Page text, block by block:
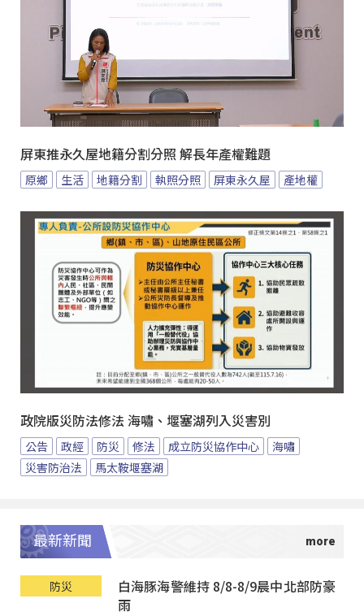
屏東推永久屋地籍分割分照 解長年產權難題
原鄉 生活 地籍分割 執照分照 屏東永久屋 產地權
政院版災防法修法 海嘯、堰塞湖列入災害別
公告 政經 防災 修法 成立防災協作中心
海嘯
災害防治法
馬太鞍堰塞湖
最新新聞
防災
白海豚海警維持 8/8-8/9晨中北部防豪
雨